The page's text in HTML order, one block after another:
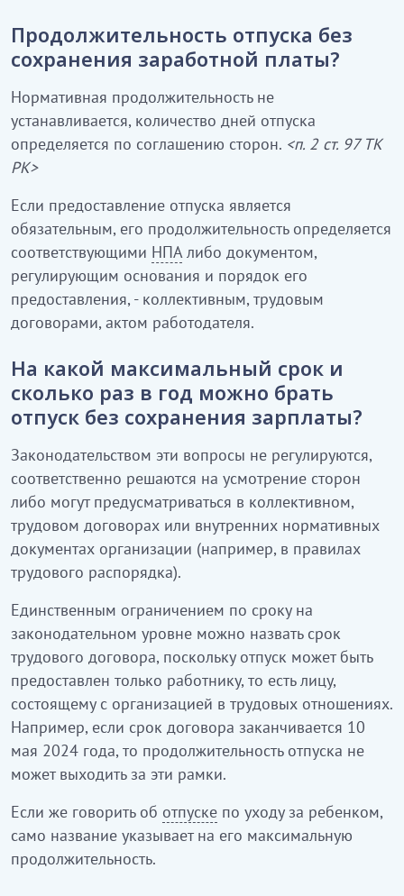
Продолжительность отпуска без
сохранения заработной платы?
Нормативная продолжительность не
устанавливается, количество дней отпуска
определяется по соглашению сторон. <п. 2 ст. 97 ТК
РК>
Если предоставление отпуска является
обязательным, его продолжительность определяется
соответствующими НПА либо документом,
регулирующим основания и порядок его
предоставления, - коллективным, трудовым
договорами, актом работодателя.
На какой максимальный срок и
сколько раз в год можно брать
отпуск без сохранения зарплаты?
Законодательством эти вопросы не регулируются,
соответственно решаются на усмотрение сторон
либо могут предусматриваться в коллективном,
трудовом договорах или внутренних нормативных
документах организации (например, в правилах
трудового распорядка).
Единственным ограничением по сроку на
законодательном уровне можно назвать срок
трудового договора, поскольку отпуск может быть
предоставлен только работнику, то есть лицу,
состоящему с организацией в трудовых отношениях.
Например, если срок договора заканчивается 10
мая 2024 года, то продолжительность отпуска не
может выходить за эти рамки.
Если же говорить об отпуске по уходу за ребенком,
само название указывает на его максимальную
продолжительность.